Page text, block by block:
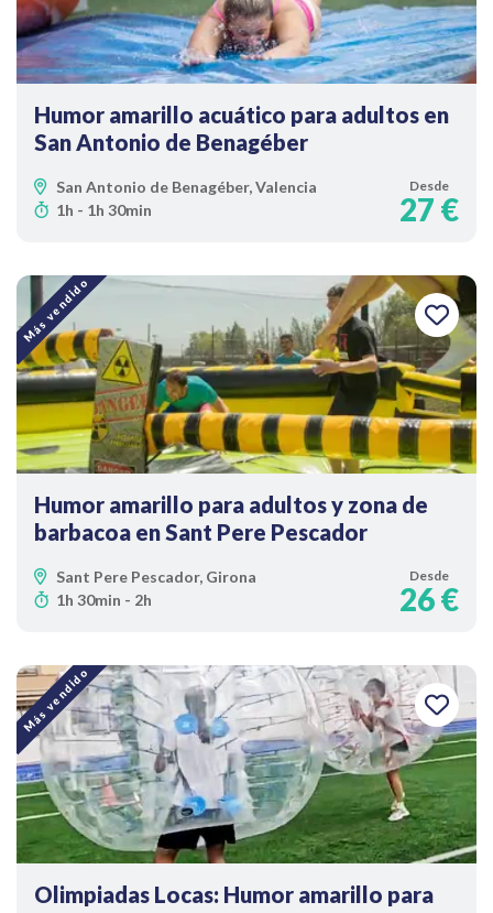
Humor amarillo acuático para adultos en
San Antonio de Benagéber
San Antonio de Benagéber, Valencia
1h - 1h 30min
Desde
27 €
Más vendido
Humor amarillo para adultos y zona de
barbacoa en Sant Pere Pescador
Sant Pere Pescador, Girona
1h 30min - 2h
Desde
26 €
Más vendido
Olimpiadas Locas: Humor amarillo para